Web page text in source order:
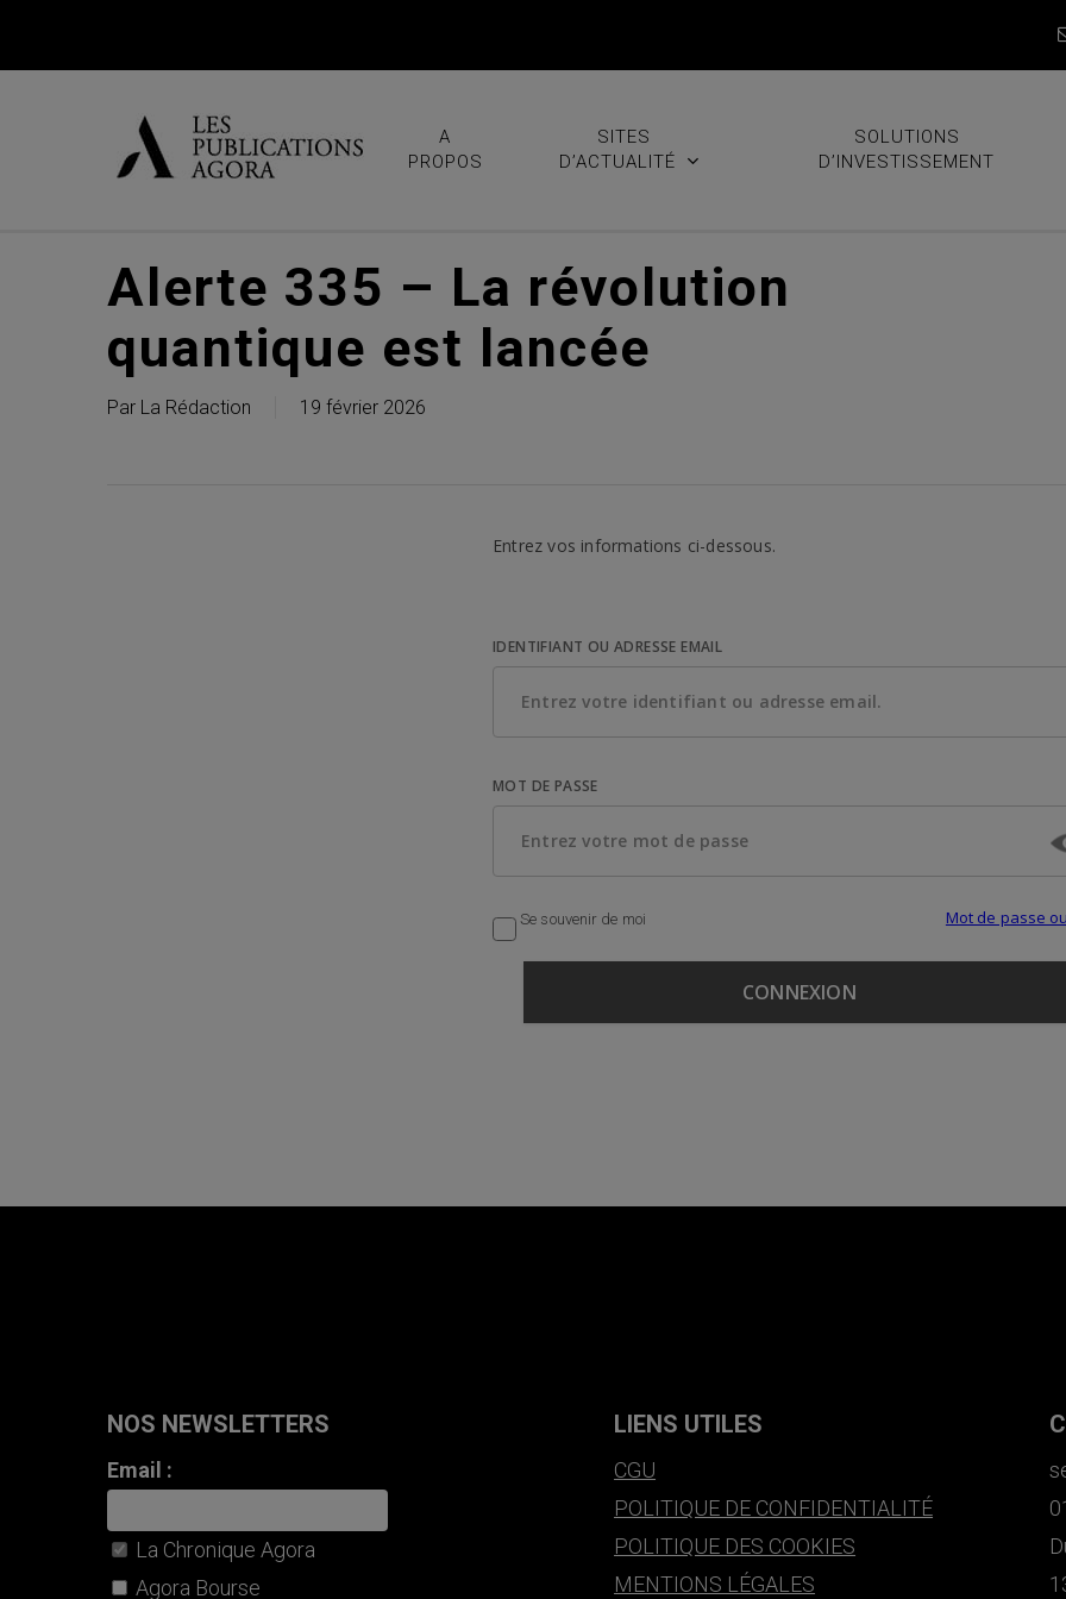
A
PROPOS
SITES
D’ACTUALITÉ
SOLUTIONS
D’INVESTISSEMENT
Alerte 335 – La révolution
quantique est lancée
Par La Rédaction 19 février 2026
Entrez vos informations ci-dessous.
IDENTIFIANT OU ADRESSE EMAIL
MOT DE PASSE
Se souvenir de moi Mot de passe
NOS NEWSLETTERS
Email :
La Chronique Agora
Agora Bourse
LIENS UTILES
CGU
POLITIQUE DE CONFIDENTIALITÉ
POLITIQUE DES COOKIES
MENTIONS LÉGALES